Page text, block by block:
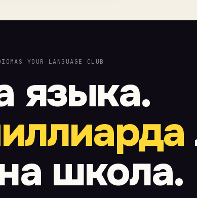
YOUR LANGUAGE CLUB
языка.
школа.